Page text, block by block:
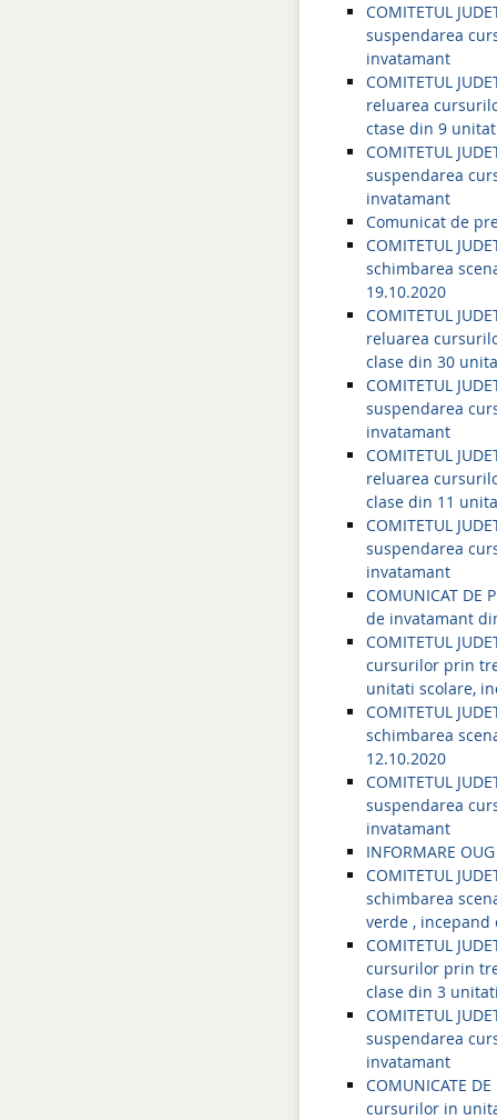
COMITETUL
suspendarea
invatamant
COMITETUL
reluarea
ctase din 9
COMITETUL
suspendarea
invatamant
Comunicat de
COMITETUL
schimbarea
19.10.2020
COMITETUL
reluarea
clase din 30
COMITETUL
suspendarea
invatamant
COMITETUL
reluarea
clase din 11
COMITETUL
suspendarea
invatamant
COMUNICAT
de invatamant
COMITETUL
cursurilor prin
unitati scolare,
COMITETUL
schimbarea
12.10.2020
COMITETUL
suspendarea
invatamant
INFORMARE
COMITETUL
schimbarea
verde , incepand
COMITETUL
cursurilor prin
clase din 3
COMITETUL
suspendarea
invatamant
COMUNICATE
cursurilor in